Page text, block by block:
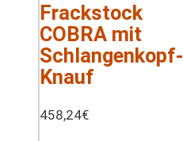
Frackstock
COBRA mit
Schlangenkopf-
Knauf
458,24€